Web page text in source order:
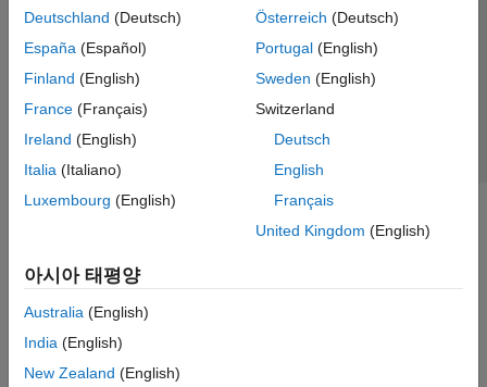
Deutschland (Deutsch)
España (Español)
Finland (English)
France (Français)
Ireland (English)
Italia (Italiano)
Luxembourg (English)
Österreich (Deutsch)
Portugal(English)
Sweden (English)
Switzerland
Deutsch
English
Français
United Kingdom (English)
아시아 태평양
Australia (English)
India (English)
New Zealand (English)
애플리케이션 상태
© 1994-2026 The MathWorks, Inc.